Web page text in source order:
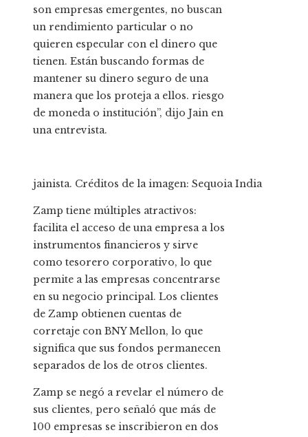
son empresas emergentes, no buscan
un rendimiento particular o no
quieren especular con el dinero que
tienen. Están buscando formas de
mantener su dinero seguro de una
manera que los proteja a ellos. riesgo
de moneda o institución”, dijo Jain en
una entrevista.
jainista. Créditos de la imagen: Sequoia India
Zamp tiene múltiples atractivos:
facilita el acceso de una empresa a los
instrumentos financieros y sirve
como tesorero corporativo, lo que
permite a las empresas concentrarse
en su negocio principal. Los clientes
de Zamp obtienen cuentas de
corretaje con BNY Mellon, lo que
significa que sus fondos permanecen
separados de los de otros clientes.
Zamp se negó a revelar el número de
sus clientes, pero señaló que más de
100 empresas se inscribieron en dos